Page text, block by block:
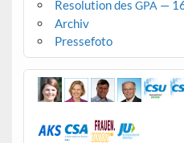
Resolution des GPA —
Archiv
Pressefoto